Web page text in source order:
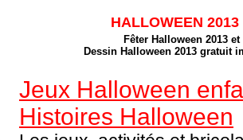
HALLOWEEN
Fêter Halloween 2013
Dessin Halloween 2013 gratuit
Jeux Halloween
Histoires Halloween